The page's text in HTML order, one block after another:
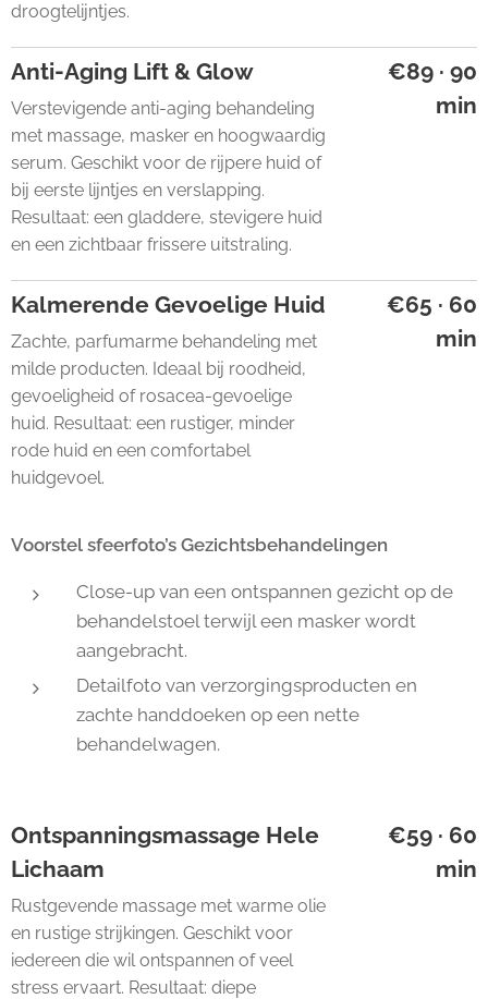
droogtelijntjes.
Anti-Aging Lift & Glow
Verstevigende anti-aging behandeling
met massage, masker en hoogwaardig
serum. Geschikt voor de rijpere huid of
bij eerste lijntjes en verslapping.
Resultaat: een gladdere, stevigere huid
en een zichtbaar frissere uitstraling.
€89 · 90
min
Kalmerende Gevoelige Huid
Zachte, parfumarme behandeling met
milde producten. Ideaal bij roodheid,
gevoeligheid of rosacea-gevoelige
huid. Resultaat: een rustiger, minder
rode huid en een comfortabel
huidgevoel.
€65 · 60
min
Voorstel sfeerfoto’s Gezichtsbehandelingen
Close-up van een ontspannen gezicht op de
behandelstoel terwijl een masker wordt
aangebracht.
Detailfoto van verzorgingsproducten en
zachte handdoeken op een nette
behandelwagen.
Ontspanningsmassage Hele
Lichaam
Rustgevende massage met warme olie
en rustige strijkingen. Geschikt voor
iedereen die wil ontspannen of veel
stress ervaart. Resultaat: diepe
€59 · 60
min